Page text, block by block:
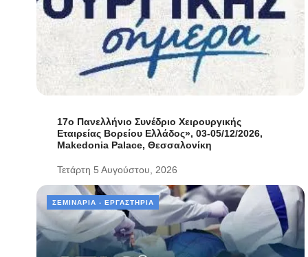
17ο Πανελλήνιο Συνέδριο Χειρουργικής
Εταιρείας Βορείου Ελλάδος», 03-05/12/2026,
Makedonia Palace, Θεσσαλονίκη
Τετάρτη 5 Αυγούστου, 2026
ΣΕΜΙΝΆΡΙΑ - ΕΡΓΑΣΤΉΡΙΑ